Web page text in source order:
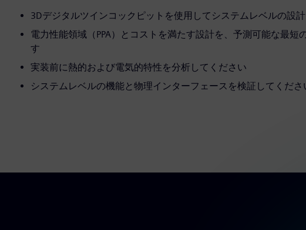
3Dデジタルツインコックピットを使用してシステムレベルの設
電力性能領域（PPA）とコストを満たす設計を、予測可能な最短
す
実装前に熱的および電気的特性を分析してください
システムレベルの機能と物理インターフェースを検証してくださ